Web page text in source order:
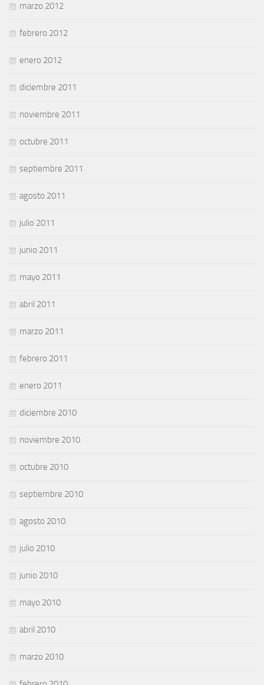
marzo 2012
febrero 2012
enero 2012
diciembre 2011
noviembre 2011
octubre 2011
septiembre 2011
agosto 2011
julio 2011
junio 2011
mayo 2011
abril 2011
marzo 2011
febrero 2011
enero 2011
diciembre 2010
noviembre 2010
octubre 2010
septiembre 2010
agosto 2010
julio 2010
junio 2010
mayo 2010
abril 2010
marzo 2010